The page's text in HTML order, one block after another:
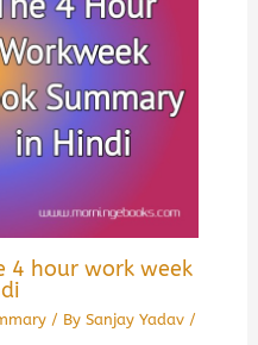
4 hour work week
/ By Sanjay Yadav /